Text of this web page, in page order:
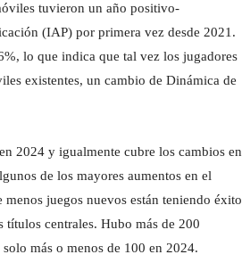
tuvieron un año positivo-
(IAP) por primera vez desde 2021.
lo que indica que tal vez los jugadores
existentes, un cambio de Dinámica de
2024 y igualmente cubre los cambios en
de los mayores aumentos en el
juegos nuevos están teniendo éxito
títulos centrales. Hubo más de 200
más o menos de 100 en 2024.